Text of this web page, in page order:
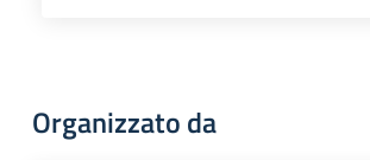
Organizzato da